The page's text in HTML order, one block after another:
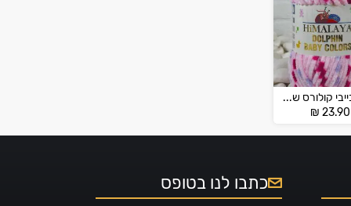
דולפין בייבי קולורס של הימליה – DOLPHİN BABY COLORS
₪ 23.90
כתבו לנו בטופס